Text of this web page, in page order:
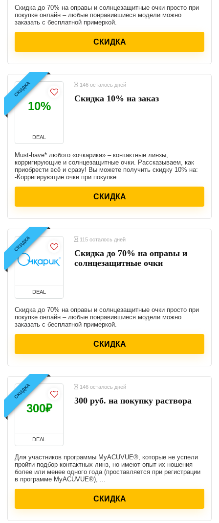
Скидка до 70% на оправы и солнцезащитные очки просто при
покупке онлайн – любые понравившиеся модели можно
заказать с бесплатной примеркой.
СКИДКА
СКИДКА
10%
DEAL
146 осталось дней
Скидка 10% на заказ
Must-have* любого «очкарика» – контактные линзы,
корригирующие и солнцезащитные очки. Рассказываем, как
приобрести всё и сразу! Вы можете получить скидку 10% на:
-Корригирующие очки при покупке ...
СКИДКА
СКИДКА
DEAL
115 осталось дней
Скидка до 70% на оправы и
солнцезащитные очки
Скидка до 70% на оправы и солнцезащитные очки просто при
покупке онлайн – любые понравившиеся модели можно
заказать с бесплатной примеркой.
СКИДКА
СКИДКА
300₽
DEAL
146 осталось дней
300 руб. на покупку раствора
Для участников программы MyACUVUE®, которые не успели
пройти подбор контактных линз, но имеют опыт их ношения
более или менее одного года (проставляется при регистрации
в программе MyACUVUE®), ...
СКИДКА